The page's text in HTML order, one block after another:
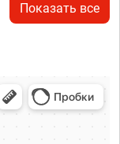
Показать все